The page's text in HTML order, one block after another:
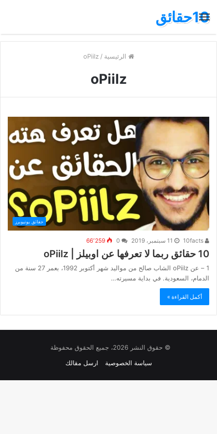
القائمة10حقائق
الرئيسية /
oPiilz
oPiilz
حقائق يوتيوبرز
11 سبتمبر، 2019 66٬259
10 حقائق ربما لا تعرفها عن اوبيلز | oPiilz
1 – عن oPiilz الشاب صالح من مواليد شهر أكتوبر 1992، بعمر 27 سنة من
الدمام، السعودية. في بداية مسيرته…
أكمل القراءة »
© حقوق النشر 2026، جميع الحقوق محفوظة
سياسة الخصوصية
ارسل مقالك